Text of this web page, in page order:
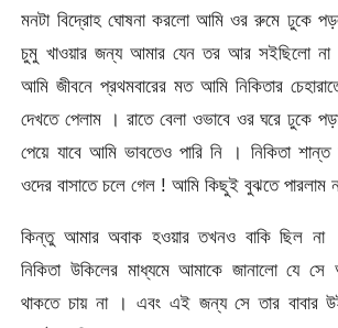
মনটা বিদ্রোহ ঘোষনা করলো আমি ওর রুমে ঢুকে
চুমু খাওয়ার জন্য আমার যেন তর আর সইছিলো না
আমি জীবনে প্রথমবারের মত আমি নিকিতার
দেখতে পেলাম । রাতে বেলা ওভাবে ওর ঘরে ঢুকে
পেয়ে যাবে আমি ভাবতেও পারি নি । নিকিতা
ওদের বাসাতে চলে গেল ! আমি কিছুই বুঝতে পারলাম
কিন্তু আমার অবাক হওয়ার তখনও বাকি ছিল না
নিকিতা উকিলের মাধ্যমে আমাকে জানালো যে
থাকতে চায় না । এবং এই জন্য সে তার বাবার